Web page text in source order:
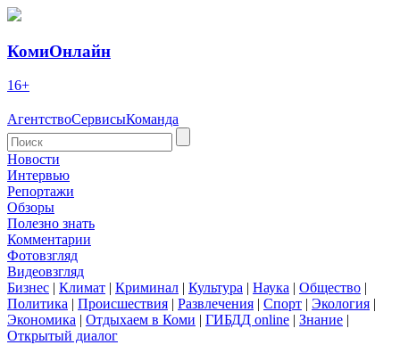
КомиОнлайн
16+
АгентствоСервисыКоманда
Новости
Интервью
Репортажи
Обзоры
Полезно знать
Комментарии
Фотовзгляд
Видеовзгляд
Бизнес | Климат | Криминал | Культура | Наука | Общество |
Политика | Происшествия | Развлечения | Спорт | Экология |
Экономика | Отдыхаем в Коми | ГИБДД online | Знание |
Открытый диалог